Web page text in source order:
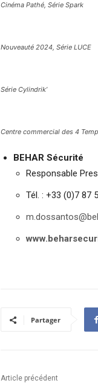
Cinéma Pathé, Série Spark
Nouveauté 2024, Série LUCE
Série Cylindrik’
Centre commercial des 4
BEHAR Sécurité
Responsable
Tél. : +33 (0)7 87
Partager
Article précédent